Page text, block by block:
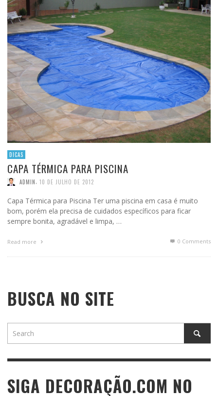
DICAS
CAPA TÉRMICA PARA PISCINA
ADMIN 10 DE JULHO DE 2012
Capa Térmica para Piscina Ter uma piscina em casa é muito
bom, porém ela precisa de cuidados específicos para ficar
sempre bonita, agradável e limpa, …
Read more 0 Comments
BUSCA NO SITE
SIGA DECORAÇÃO.COM NO